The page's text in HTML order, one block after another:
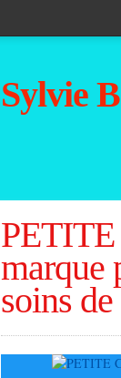
Sylvie
marque
soins